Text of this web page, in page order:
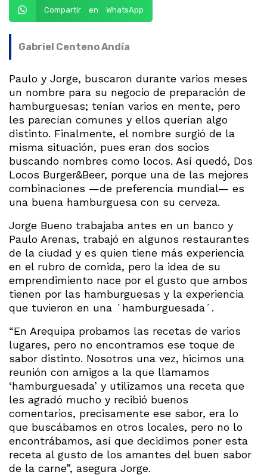
Compartir en WhatsApp
Gabriel Centeno Andía
Paulo y Jorge, buscaron durante varios meses
un nombre para su negocio de preparación de
hamburguesas; tenían varios en mente, pero
les parecían comunes y ellos querían algo
distinto. Finalmente, el nombre surgió de la
misma situación, pues eran dos socios
buscando nombres como locos. Así quedó, Dos
Locos Burger&Beer, porque una de las mejores
combinaciones —de preferencia mundial— es
una buena hamburguesa con su cerveza.
Jorge Bueno trabajaba antes en un banco y
Paulo Arenas, trabajó en algunos restaurantes
de la ciudad y es quien tiene más experiencia
en el rubro de comida, pero la idea de su
emprendimiento nace por el gusto que ambos
tienen por las hamburguesas y la experiencia
que tuvieron en una ´hamburguesada´.
“En Arequipa probamos las recetas de varios
lugares, pero no encontramos ese toque de
sabor distinto. Nosotros una vez, hicimos una
reunión con amigos a la que llamamos
‘hamburguesada’ y utilizamos una receta que
les agradó mucho y recibió buenos
comentarios, precisamente ese sabor, era lo
que buscábamos en otros locales, pero no lo
encontrábamos, así que decidimos poner esta
receta al gusto de los amantes del buen sabor
de la carne”, asegura Jorge.